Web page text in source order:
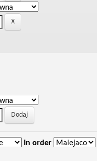
In order